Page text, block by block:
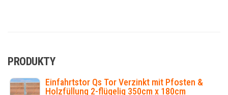
PRODUKTY
Einfahrtstor Qs Tor Verzinkt mit Pfosten &
Holzfüllung 2-flügelig 350cm x 180cm